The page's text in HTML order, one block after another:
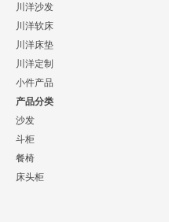
川洋沙发
川洋软床
川洋床垫
川洋定制
小件产品
产品分类
沙发
斗柜
餐椅
床头柜